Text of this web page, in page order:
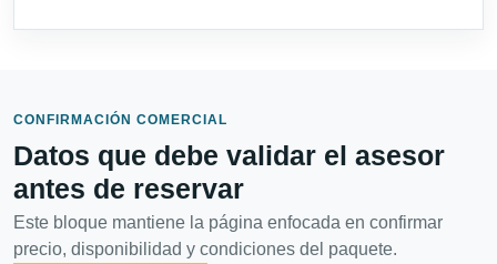
CONFIRMACIÓN COMERCIAL
Datos que debe validar el asesor
antes de reservar
Este bloque mantiene la página enfocada en confirmar
precio, disponibilidad y condiciones del paquete.